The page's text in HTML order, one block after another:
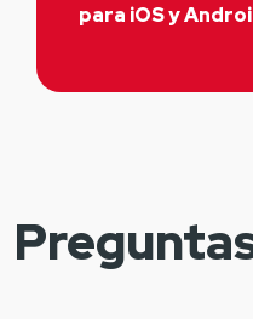
para iOS y